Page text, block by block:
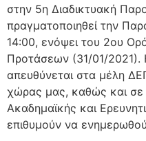
στην 5η Διαδικτυακή
πραγματοποιηθεί την
14:00, ενόψει του 2ου
Προτάσεων (31/01/
απευθύνεται στα μέλη
χώρας μας, καθώς και σε
Ακαδημαϊκής και
επιθυμούν να